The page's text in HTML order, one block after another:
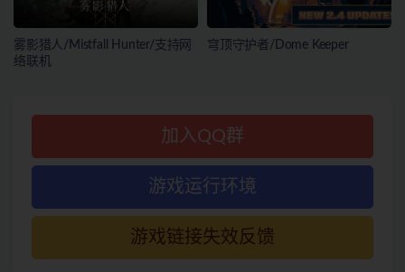
雾影猎人/Mistfall Hunter/支持网
络联机
穹顶守护者/Dome Keeper
加入QQ群
游戏运行环境
游戏链接失效反馈